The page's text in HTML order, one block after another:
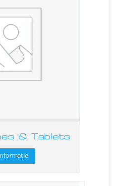
& Tablets